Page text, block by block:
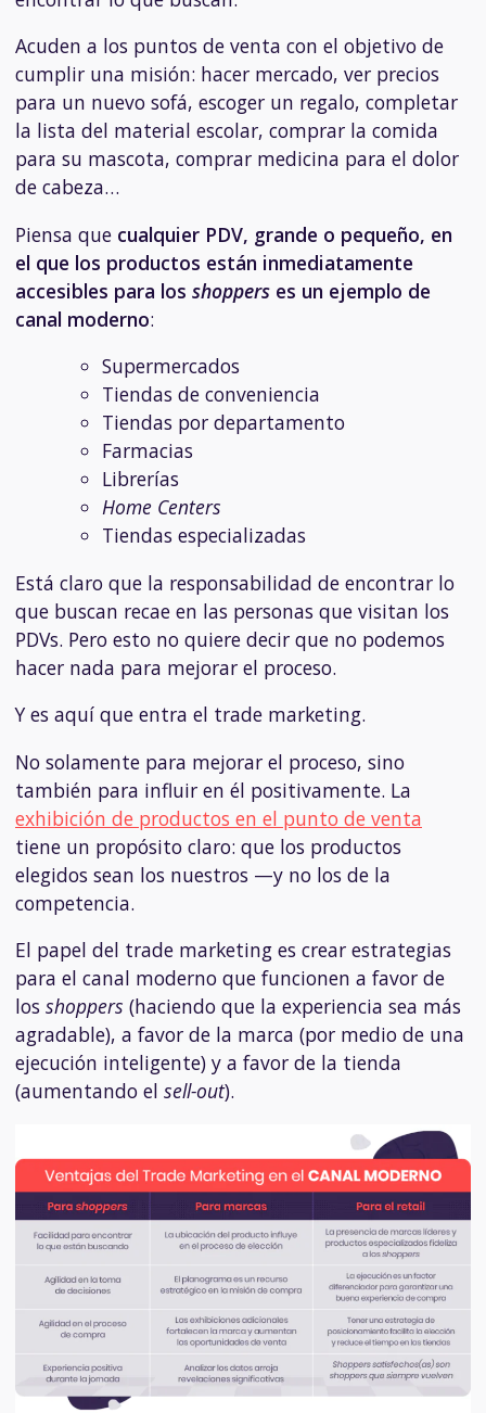
Acuden a los puntos de venta con el objetivo de
cumplir una misión: hacer mercado, ver precios
para un nuevo sofá, escoger un regalo, completar
la lista del material escolar, comprar la comida
para su mascota, comprar medicina para el dolor
de cabeza…
Piensa que cualquier PDV, grande o pequeño, en
el que los productos están inmediatamente
accesibles para los shoppers es un ejemplo de
canal moderno:
Supermercados
Tiendas de conveniencia
Tiendas por departamento
Farmacias
Librerías
Home Centers
Tiendas especializadas
Está claro que la responsabilidad de encontrar lo
que buscan recae en las personas que visitan los
PDVs. Pero esto no quiere decir que no podemos
hacer nada para mejorar el proceso.
Y es aquí que entra el trade marketing.
No solamente para mejorar el proceso, sino
también para influir en él positivamente. La
exhibición de productos en el punto de venta
tiene un propósito claro: que los productos
elegidos sean los nuestros —y no los de la
competencia.
El papel del trade marketing es crear estrategias
para el canal moderno que funcionen a favor de
los shoppers (haciendo que la experiencia sea más
agradable), a favor de la marca (por medio de una
ejecución inteligente) y a favor de la tienda
(aumentando el sell-out).